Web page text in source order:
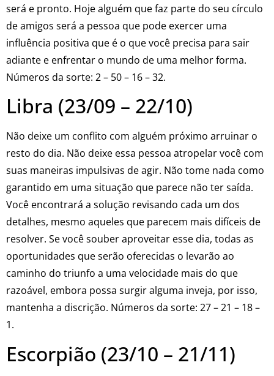
será e pronto. Hoje alguém que faz parte do seu círculo
de amigos será a pessoa que pode exercer uma
influência positiva que é o que você precisa para sair
adiante e enfrentar o mundo de uma melhor forma.
Números da sorte: 2 – 50 – 16 – 32.
Libra (23/09 – 22/10)
Não deixe um conflito com alguém próximo arruinar o
resto do dia. Não deixe essa pessoa atropelar você com
suas maneiras impulsivas de agir. Não tome nada como
garantido em uma situação que parece não ter saída.
Você encontrará a solução revisando cada um dos
detalhes, mesmo aqueles que parecem mais difíceis de
resolver. Se você souber aproveitar esse dia, todas as
oportunidades que serão oferecidas o levarão ao
caminho do triunfo a uma velocidade mais do que
razoável, embora possa surgir alguma inveja, por isso,
mantenha a discrição. Números da sorte: 27 – 21 – 18 –
1.
Escorpião (23/10 – 21/11)